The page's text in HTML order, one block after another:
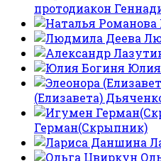
протодиакон
(Елизавета)
Герман(Скрыпник)